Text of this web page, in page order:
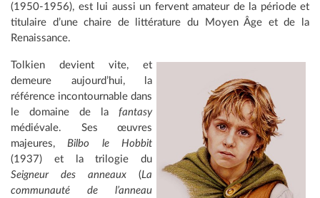
(1950-1956), est lui aussi un fervent amateur de la période et
titulaire d’une chaire de littérature du Moyen Âge et de la
Renaissance.
Tolkien devient vite, et
demeure aujourd’hui, la
référence incontournable dans
le domaine de la fantasy
médiévale. Ses œuvres
majeures, Bilbo le Hobbit
(1937) et la trilogie du
Seigneur des anneaux (La
communauté de l’anneau